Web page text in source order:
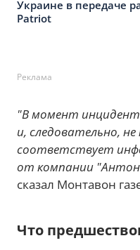
Украине в передаче
Patriot
Реклама
"В момент
и, следовательно,
соответствует
от компании
сказал Монтавон
Что